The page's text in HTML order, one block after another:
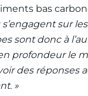
bas
s’engagent sur
sont donc à
profondeur le
des réponses
»